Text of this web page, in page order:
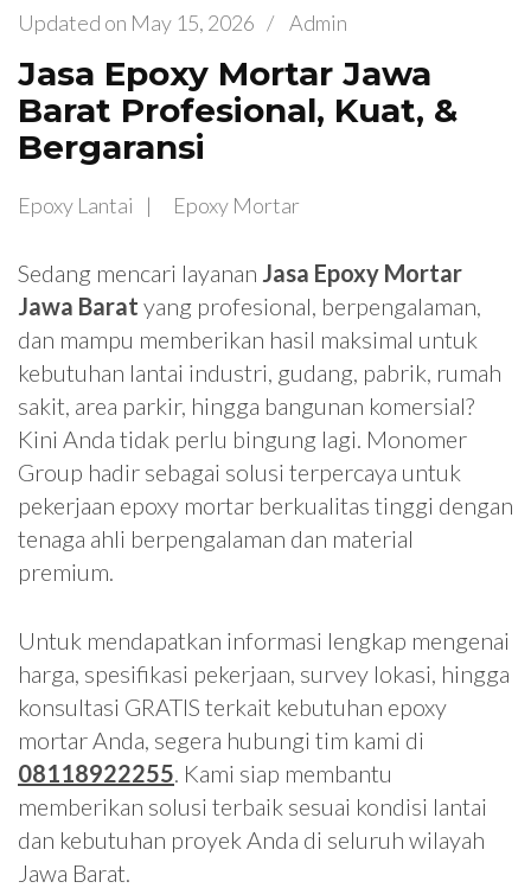
Updated on May 15, 2026 / Admin
Jasa Epoxy Mortar Jawa
Barat Profesional, Kuat, &
Bergaransi
Epoxy Lantai Epoxy Mortar
Sedang mencari layanan Jasa Epoxy Mortar
Jawa Barat yang profesional, berpengalaman,
dan mampu memberikan hasil maksimal untuk
kebutuhan lantai industri, gudang, pabrik, rumah
sakit, area parkir, hingga bangunan komersial?
Kini Anda tidak perlu bingung lagi. Monomer
Group hadir sebagai solusi terpercaya untuk
pekerjaan epoxy mortar berkualitas tinggi dengan
tenaga ahli berpengalaman dan material
premium.
Untuk mendapatkan informasi lengkap mengenai
harga, spesifikasi pekerjaan, survey lokasi, hingga
konsultasi GRATIS terkait kebutuhan epoxy
mortar Anda, segera hubungi tim kami di
08118922255 . Kami siap membantu
memberikan solusi terbaik sesuai kondisi lantai
dan kebutuhan proyek Anda di seluruh wilayah
Jawa Barat.